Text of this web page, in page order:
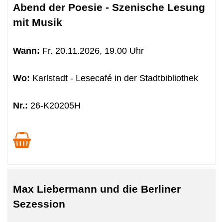
Abend der Poesie - Szenische Lesung
mit Musik
Wann: Fr. 20.11.2026, 19.00 Uhr
Wo: Karlstadt - Lesecafé in der Stadtbibliothek
Nr.: 26-K20205H
Max Liebermann und die Berliner
Sezession